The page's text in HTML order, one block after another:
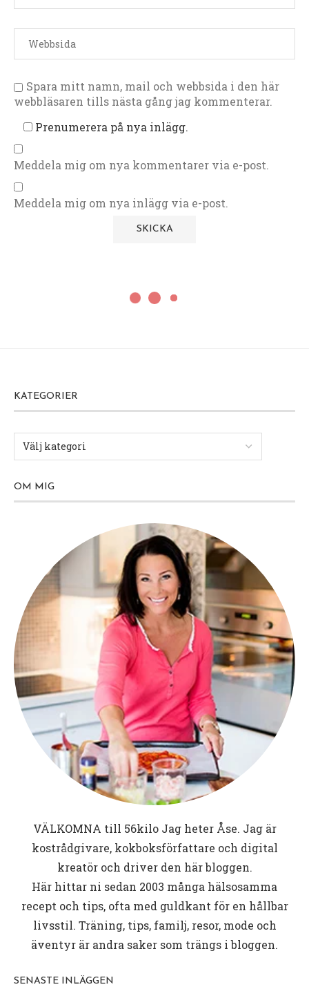
Spara mitt namn, mail och webbsida i den här
webbläsaren tills nästa gång jag kommenterar.
Prenumerera på nya inlägg.
Meddela mig om nya kommentarer via e-post.
Meddela mig om nya inlägg via e-post.
KATEGORIER
OM MIG
VÄLKOMNA till 56kiloJag heter Åse. Jag är
kostrådgivare, kokboksförfattare och digital
kreatör och driver den här bloggen.
Här hittar ni sedan 2003 många hälsosamma
recept och tips, ofta med guldkant för en hållbar
livsstil. Träning, tips, familj, resor, mode och
äventyr är andra saker som trängs i bloggen.
SENASTE INLÄGGEN